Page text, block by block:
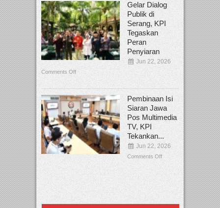
Gelar Dialog
Publik di
Serang, KPI
Tegaskan
Peran
Penyiaran
Jun 22, 2026
Comments Off
Pembinaan Isi
Siaran Jawa
Pos Multimedia
TV, KPI
Tekankan...
Jun 22, 2026
Comments Off